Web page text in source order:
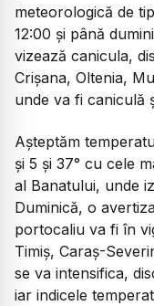
meteorologică de
12:00 și până
vizează canicula,
Crișana, Oltenia,
unde va fi caniculă
Așteptăm
și 5 și 37° cu cele
al Banatului, unde
Duminică, o
portocaliu va fi în
Timiș, Caraș-
se va intensifica,
iar indicele